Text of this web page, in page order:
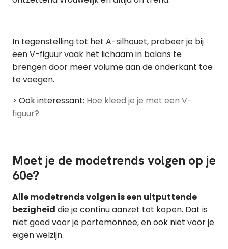
In tegenstelling tot het A-silhouet, probeer je bij
een V-figuur vaak het lichaam in balans te
brengen door meer volume aan de onderkant toe
te voegen.
> Ook interessant: Hoe kleed je je met een V-
figuur?
Moet je de modetrends volgen op je
60e?
Alle modetrends volgen is een uitputtende
bezigheid die je continu aanzet tot kopen. Dat is
niet goed voor je portemonnee, en ook niet voor je
eigen welzijn.